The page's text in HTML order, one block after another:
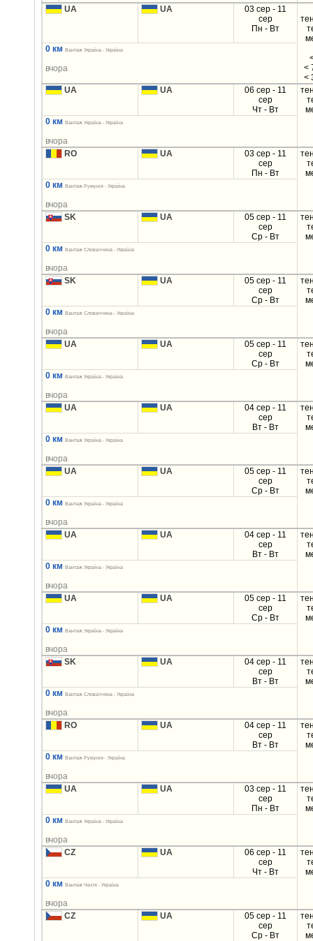
UA
UA
03 сер - 11
сер
Пн - Вт
<
<
0 км Вантаж Україна - Україна
вчора
UA UA
06 сер - 11
сер
Чт - Вт
0 км
Вантаж Україна - Україна
вчора
RO
UA
03 сер - 11
сер
Пн - Вт
0 км
Вантаж Румунія - Україна
вчора
SK
UA
05 сер - 11
сер
Ср - Вт
0 км
Вантаж Словаччина - Україна
вчора
SK
UA
05 сер - 11
сер
Ср - Вт
0 км
Вантаж Словаччина - Україна
вчора
UA
UA
05 сер - 11
сер
Ср - Вт
0 км
Вантаж Україна - Україна
вчора
UA
UA
04 сер - 11
сер
Вт - Вт
0 км
Вантаж Україна - Україна
вчора
UA
UA
05 сер - 11
сер
Ср - Вт
0 км
Вантаж Україна - Україна
вчора
UA
UA
04 сер - 11
сер
Вт - Вт
0 км
Вантаж Україна - Україна
вчора
UA
UA
05 сер - 11
сер
Ср - Вт
0 км
Вантаж Україна - Україна
вчора
SK
UA
04 сер - 11
сер
Вт - Вт
0 км
Вантаж Словаччина - Україна
вчора
RO
UA
04 сер - 11
сер
Вт - Вт
0 км
Вантаж Румунія - Україна
вчора
UA
UA
03 сер - 11
сер
Пн - Вт
0 км
Вантаж Україна - Україна
вчора
CZ
UA
06 сер - 11
сер
Чт - Вт
0 км
Вантаж Чехія - Україна
вчора
CZ
UA
05 сер - 11
сер
Ср - Вт